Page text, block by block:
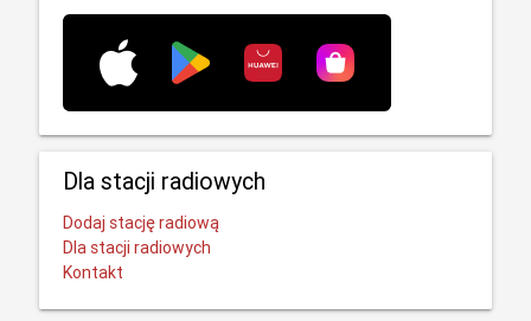
Dla stacji radiowych
Dodaj stację radiową
Dla stacji radiowych
Kontakt